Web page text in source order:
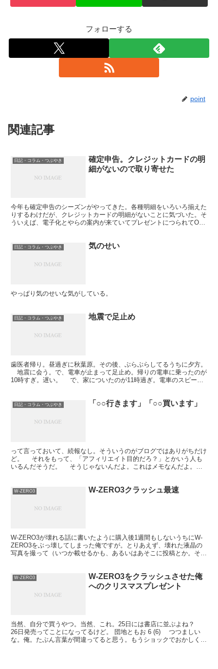
フォローする
point
関連記事
日記・コラム・つぶやき
確定申告。クレジットカードの明
細がないので取り寄せた
今年も確定申告のシーズンがやってきた。各種明細をいろいろ揃えた
りするわけだが、クレジットカードの明細がないことに気づいた。そ
ういえば、電子化とやらの案内が来ていてプレゼントにつられてOK
日記・コラム・つぶやき 気のせい
やっぱり気のせいな気がしている。
日記・コラム・つぶやき 地震で足止め
歯医者帰り。昼過ぎに秋葉原。その後、ぶらぶらしてるうちに夕方。
地震に会う。で、電車が止まって足止め。帰りの電車に乗ったのが
10時すぎ。遅い。 で、家についたのが11時過ぎ。電車のスピード
日記・コラム・つぶやき 「○○行きます」「○○買います」
って言っておいて、続報なし。そういうのがブログではありがちだけ
ど。 それをもって、「アフィリエイト目的だろ？」とかいう人も
いるんだそうだ。 そうじゃないんだよ。これはメモなんだよ。
W-ZERO3 W-ZERO3クラッシュ最速
W-ZERO3が壊れる話に書いたように購入後1週間もしないうちにW-
ZERO3をぶっ壊してしまった俺ですが。とりあえず、壊れた液晶の
写真を撮って（いつか載せるかも、あるいはあそこに投稿とか。それ
W-ZERO3
W-ZERO3をクラッシュさせた俺
へのクリスマスプレゼント
当然、自分で買うやつ。当然、これ。25日には書店に並ぶよね？
26日発売ってことになってるけど。 団地ともお 6 (6) つつましい
な。俺。たぶん言葉が間違ってると思う。もうショックでおかしくな